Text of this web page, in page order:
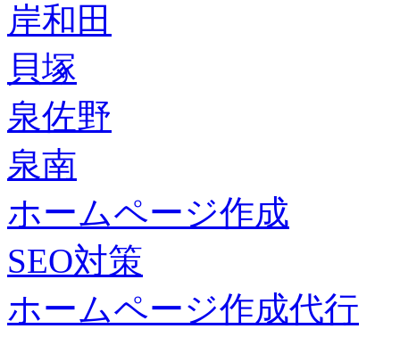
岸和田
貝塚
泉佐野
泉南
ホームページ作成
SEO対策
ホームページ作成代行